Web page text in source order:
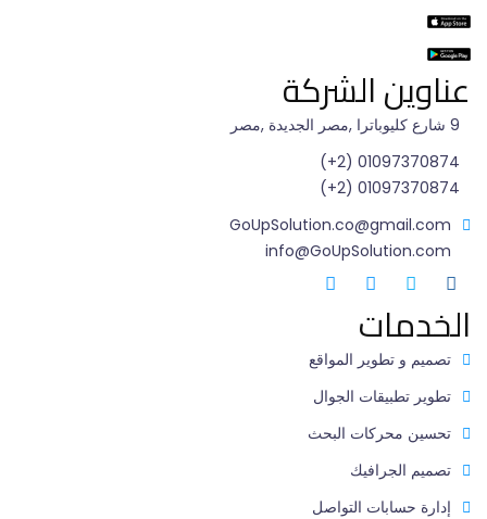
عناوين الشركة
9 شارع كليوباترا ,مصر الجديدة ,مصر
01097370874 (2+)
01097370874 (2+)
GoUpSolution.co@gmail.com
info@GoUpSolution.com
الخدمات
تصميم و تطوير المواقع
تطوير تطبيقات الجوال
تحسين محركات البحث
تصميم الجرافيك
إدارة حسابات التواصل